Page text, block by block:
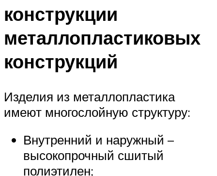
конструкции
металлопластиковых
конструкций
Изделия из металлопластика
имеют многослойную структуру:
Внутренний и наружный –
высокопрочный сшитый
полиэтилен;